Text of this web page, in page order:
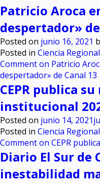
Patricio Aroca
despertador»
Posted on junio 16, 2021
Posted in Ciencia Regional
Commenton Patricio
despertador» de Canal 13
CEPR publica
institucional
Posted on junio 14, 2021
Posted in Ciencia Regional
Commenton CEPR
Diario El Sur de
inestabilidad